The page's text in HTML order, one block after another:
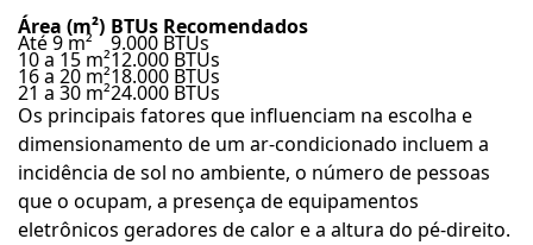
Área (m²) BTUs Recomendados
Até 9 m² 9.000 BTUs
10 a 15 m²12.000 BTUs
16 a 20 m²18.000 BTUs
21 a 30 m²24.000 BTUs
Os principais fatores que influenciam na escolha e
dimensionamento de um ar-condicionado incluem a
incidência de sol no ambiente, o número de pessoas
que o ocupam, a presença de equipamentos
eletrônicos geradores de calor e a altura do pé-direito.